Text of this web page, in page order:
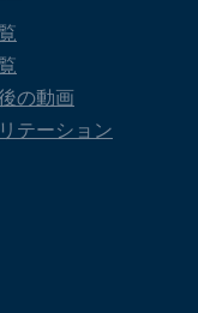
の動画
テーション